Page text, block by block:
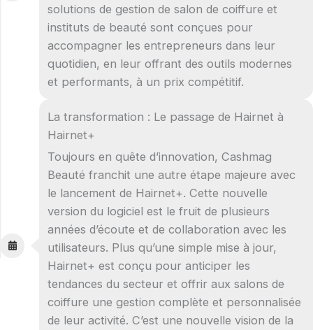
solutions de gestion de salon de coiffure et
instituts de beauté sont conçues pour
accompagner les entrepreneurs dans leur
quotidien, en leur offrant des outils modernes
et performants, à un prix compétitif.
La transformation : Le passage de Hairnet à
Hairnet+
Toujours en quête d’innovation, Cashmag
Beauté franchit une autre étape majeure avec
le lancement de Hairnet+. Cette nouvelle
version du logiciel est le fruit de plusieurs
années d’écoute et de collaboration avec les
utilisateurs. Plus qu’une simple mise à jour,
Hairnet+ est conçu pour anticiper les
tendances du secteur et offrir aux salons de
coiffure une gestion complète et personnalisée
de leur activité. C’est une nouvelle vision de la